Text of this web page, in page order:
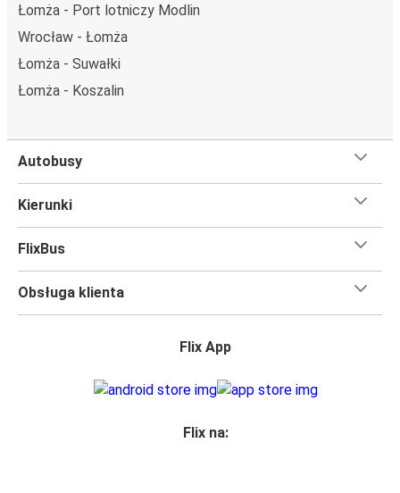
Łomża - Port lotniczy Modlin
Wrocław - Łomża
Łomża - Suwałki
Łomża - Koszalin
Autobusy
Kierunki
FlixBus
Obsługa klienta
Flix App
Flix na: